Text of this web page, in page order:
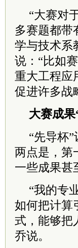
“大赛对
多赛题都带
学与技术系
说：“比如
重大工程应
促进许多战
大赛成
“先导杯
两点是，第
一些成果甚
“我的专
如何把计算
式，能够把
乔说。